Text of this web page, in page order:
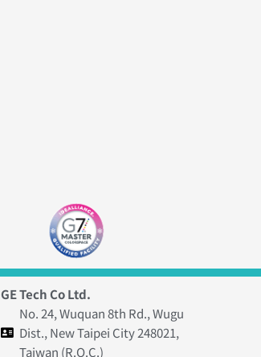
GE Tech Co Ltd.
No. 24, Wuquan 8th Rd., Wugu
Dist., New Taipei City 248021,
Taiwan (R.O.C.)